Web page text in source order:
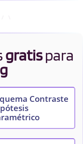
gratispara
Contraste